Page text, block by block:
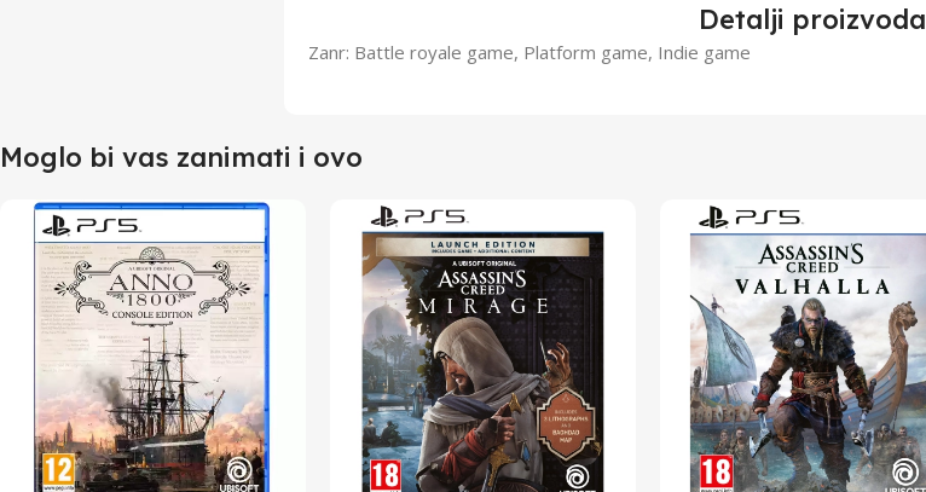
Detalji proizvoda
Zanr: Battle royale game, Platform game, Indie game
Moglo bi vas zanimati i ovo